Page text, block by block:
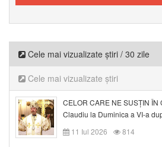
Cele mai vizualizate știri / 30 zile
Cele mai vizualizate știri
CELOR CARE NE SUSȚIN ÎN
Claudiu la Duminica a VI-a
11 Iul 2026
814